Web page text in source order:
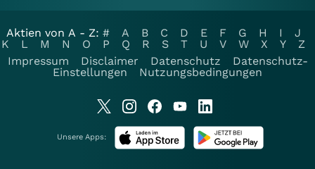
Aktien von A - Z: # A B C D E F G H I
J
K
L M N O P Q R S T U V W X Y
Z
Impressum
Disclaimer Datenschutz
Datenschutz-
Einstellungen
Nutzungsbedingungen
Unsere Apps: